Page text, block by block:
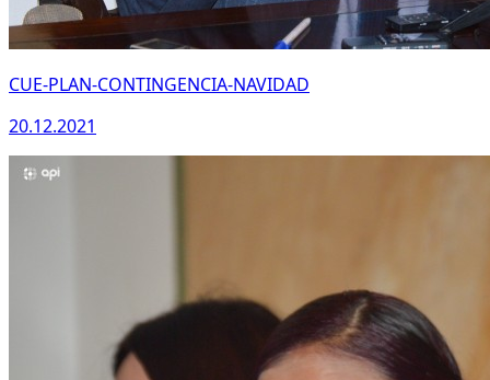
CUE-PLAN-CONTINGENCIA-NAVIDAD
20.12.2021